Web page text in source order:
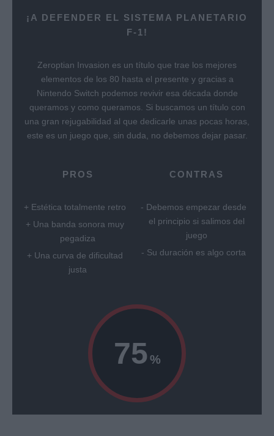
¡A DEFENDER EL SISTEMA PLANETARIO
F-1!
Zeroptian Invasion es un título que trae los mejores
elementos de los 80 hasta el presente y gracias a
Nintendo Switch podemos revivir esa década donde
queramos y como queramos. Si buscamos un título con
una gran rejugabilidad al que dedicarle unas pocas horas,
este es un juego que, sin duda, no debemos dejar pasar.
PROS
Estética totalmente retro
Una banda sonora muy
pegadiza
Una curva de dificultad
justa
CONTRAS
Debemos empezar desde
el principio si salimos del
juego
Su duración es algo corta
75